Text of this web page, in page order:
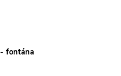
fontána